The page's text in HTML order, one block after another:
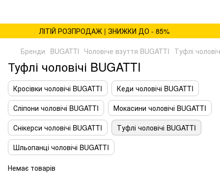
ЛІТІЙ РОЗПРОДАЖ | ЗНИЖКИ ДО - 85%
Бренди BUGATTІ Чоловіче взуття BUGATTI Туфлі
Туфлі чоловічі BUGATTI
Кросівки чоловічі BUGATTI
Кеди чоловічі BUGATTI
Сліпони чоловічі BUGATTI
Мокасини чоловічі BUGATTI
Снікерси чоловічі BUGATTI
Туфлі чоловічі BUGATTI
Шльопанці чоловічі BUGATTI
Немає товарів